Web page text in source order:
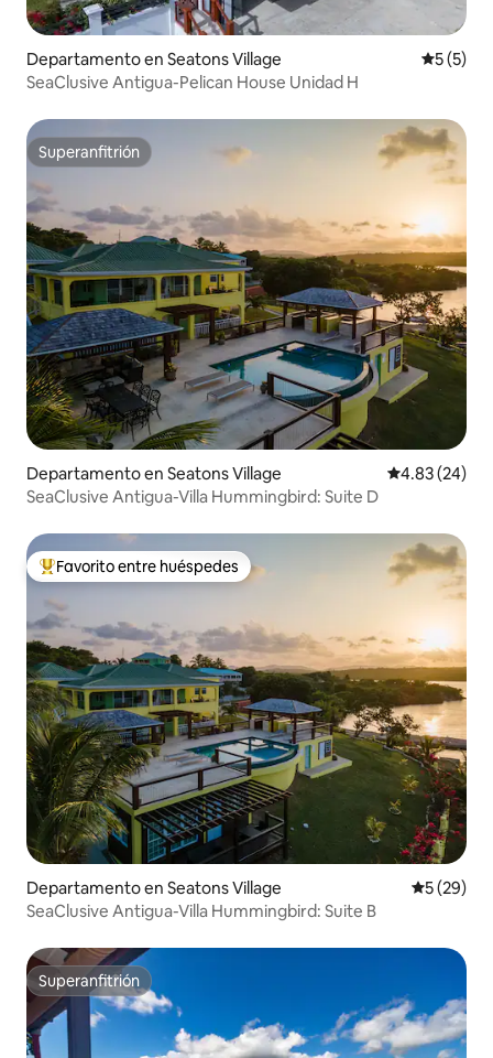
Departamento en Seatons Village
5 (5)
SeaClusive Antigua-Pelican House Unidad H
Superanfitrión
Superanfitrión
Departamento en Seatons Village Calificación
4.83 (24)
SeaClusive Antigua-Villa Hummingbird: Suite D
De los mejores en Favorito entre huéspedes
Favorito entre huéspedes
Departamento en Seatons Village
5 (29)
SeaClusive Antigua-Villa Hummingbird: Suite B
Superanfitrión
Superanfitrión